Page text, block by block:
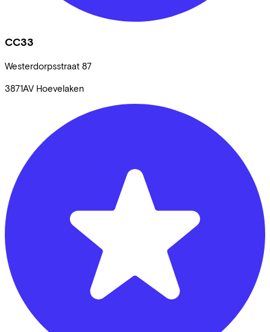
CC33
Westerdorpsstraat 87
3871AV Hoevelaken